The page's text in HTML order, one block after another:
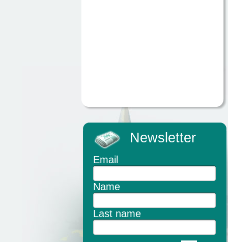
Newsletter
Email
Name
Last name